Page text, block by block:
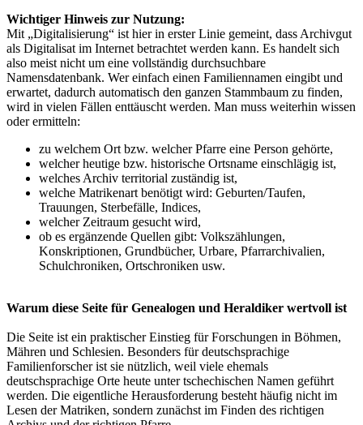
Wichtiger Hinweis zur Nutzung:
Mit „Digitalisierung“ ist hier in erster Linie gemeint, dass Archivgut
als Digitalisat im Internet betrachtet werden kann. Es handelt sich
also meist nicht um eine vollständig durchsuchbare
Namensdatenbank. Wer einfach einen Familiennamen eingibt und
erwartet, dadurch automatisch den ganzen Stammbaum zu finden,
wird in vielen Fällen enttäuscht werden. Man muss weiterhin wissen
oder ermitteln:
zu welchem Ort bzw. welcher Pfarre eine Person gehörte,
welcher heutige bzw. historische Ortsname einschlägig ist,
welches Archiv territorial zuständig ist,
welche Matrikenart benötigt wird: Geburten/Taufen,
Trauungen, Sterbefälle, Indices,
welcher Zeitraum gesucht wird,
ob es ergänzende Quellen gibt: Volkszählungen,
Konskriptionen, Grundbücher, Urbare, Pfarrarchivalien,
Schulchroniken, Ortschroniken usw.
Warum diese Seite für Genealogen und Heraldiker wertvoll ist
Die Seite ist ein praktischer Einstieg für Forschungen in Böhmen,
Mähren und Schlesien. Besonders für deutschsprachige
Familienforscher ist sie nützlich, weil viele ehemals
deutschsprachige Orte heute unter tschechischen Namen geführt
werden. Die eigentliche Herausforderung besteht häufig nicht im
Lesen der Matriken, sondern zunächst im Finden des richtigen